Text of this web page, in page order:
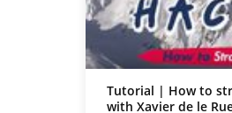
Tutorial | How to
with Xavier de le